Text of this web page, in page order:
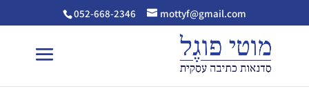
052-668-2346 mottyf@gmail.com